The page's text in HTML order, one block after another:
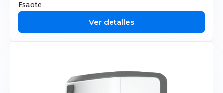
Duo Glide
Esaote
Ver detalles